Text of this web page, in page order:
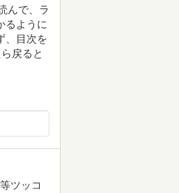
んで、ラ
るように
、目次を
戻ると
ツッコ